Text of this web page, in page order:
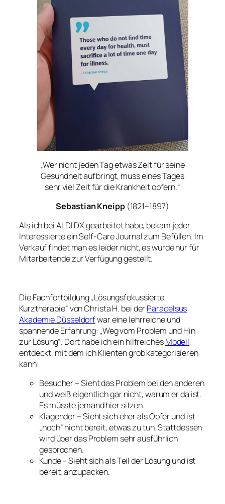
„Wer nicht jeden Tag etwas Zeit für seine
Gesundheit aufbringt, muss eines Tages
sehr viel Zeit für die Krankheit opfern.“
Sebastian Kneipp(1821–1897)
Als ich bei ALDI DX gearbeitet habe, bekam jeder
Interessierte ein Self-Care Journal zum Befüllen. Im
Verkauf findet man es leider nicht, es wurde nur für
Mitarbeitende zur Verfügung gestellt.
Die Fachfortbildung „Lösungsfokussierte
Kurztherapie“ von Christa H. bei derParacelsus
Akademie Düsseldorfwar eine lehrreiche und
spannende Erfahrung: „Weg vom Problem und Hin
zur Lösung“. Dort habe ich ein hilfreichesModell
entdeckt, mit dem ich Klienten grob kategorisieren
kann:
Besucher – Sieht das Problem bei den anderen
und weiß eigentlich gar nicht, warum er da ist.
Es müsste jemand hier sitzen.
Klagender – Sieht sich eher als Opfer und ist
„noch“ nicht bereit, etwas zu tun. Stattdessen
wird über das Problem sehr ausführlich
gesprochen.
Kunde – Sieht sich als Teil der Lösung und ist
bereit, anzupacken.